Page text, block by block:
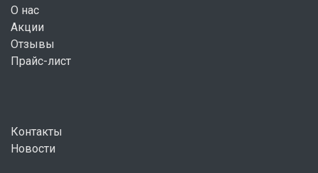
О нас
Акции
Отзывы
Прайс-лист
Контакты
Новости